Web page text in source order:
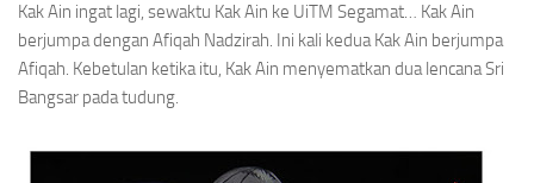
Kak Ain ingat lagi, sewaktu Kak Ain ke UiTM Segamat… Kak Ain
berjumpa dengan Afiqah Nadzirah. Ini kali kedua Kak Ain berjumpa
Afiqah. Kebetulan ketika itu, Kak Ain menyematkan dua lencana Sri
Bangsar pada tudung.